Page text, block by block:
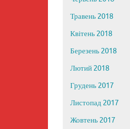
Травень 2018
Квітень 2018
Березень 2018
Лютий 2018
Грудень 2017
Листопад 2017
Жовтень 2017